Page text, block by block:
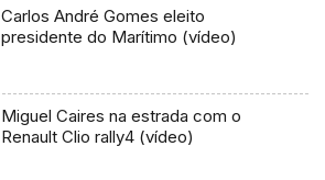
Carlos André Gomes eleito
presidente do Marítimo (vídeo)
Miguel Caires na estrada com o
Renault Clio rally4 (vídeo)